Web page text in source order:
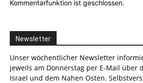
Kommentarfunktion ist geschlossen.
Newsletter
Unser wöchentlicher Newsletter
jeweils am Donnerstag per E-Mail über
Israel und dem Nahen Osten.